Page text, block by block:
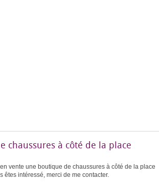
chaussures à côté de la place
vente une boutique de chaussures à côté de la place
êtes intéressé, merci de me contacter.